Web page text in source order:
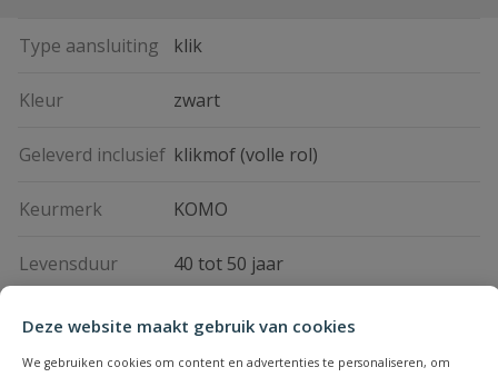
Deze website maakt gebruik van cookies
We gebruiken cookies om content en advertenties te personaliseren, om
Type aansluiting klik
Kleur zwart
Geleverd inclusief klikmof (volle rol)
Keurmerk KOMO
Levensduur 40 tot 50 jaar
Materiaal PE